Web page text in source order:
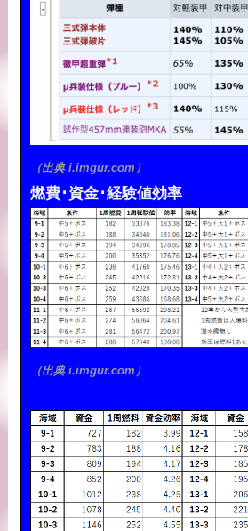
（出典 i.imgur.com）
燃費･資金･経験値効率
（出典 i.imgur.com）